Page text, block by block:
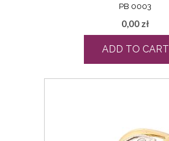
PB 0003
0,00 zł
ADD TO CART